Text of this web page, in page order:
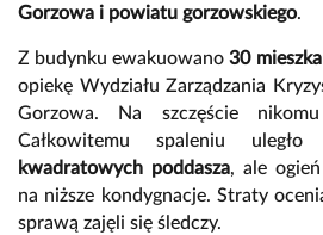
Gorzowa i powiatu gorzowskiego.
Z budynku ewakuowano30
opiekę Wydziału Zarządzania
Gorzowa. Na szczęście
Całkowitemu spaleniu
kwadratowych poddasza, ale
na niższe kondygnacje. Straty
sprawą zajęli się śledczy.